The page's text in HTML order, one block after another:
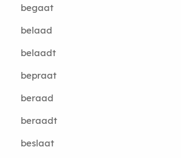
begaat
belaad
belaadt
bepraat
beraad
beraadt
beslaat